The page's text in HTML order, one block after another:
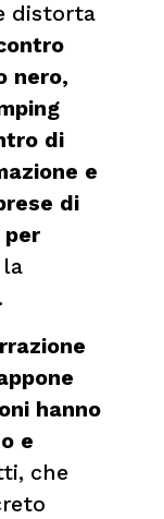
distorta
nero,
di
e
di
hanno
e
che